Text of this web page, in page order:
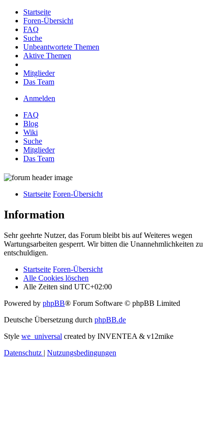
Startseite
Foren-Übersicht
FAQ
Suche
Unbeantwortete Themen
Aktive Themen
Mitglieder
Das Team
Anmelden
FAQ
Blog
Wiki
Suche
Mitglieder
Das Team
Startseite Foren-Übersicht
Information
Sehr geehrte Nutzer, das Forum bleibt bis auf Weiteres wegen
Wartungsarbeiten gesperrt. Wir bitten die Unannehmlichkeiten zu
entschuldigen.
Startseite Foren-Übersicht
Alle Cookies löschen
Alle Zeiten sind UTC+02:00
Powered by phpBB® Forum Software © phpBB Limited
Deutsche Übersetzung durch phpBB.de
Style we_universal created by INVENTEA & v12mike
Datenschutz | Nutzungsbedingungen